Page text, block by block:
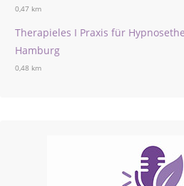
0,47 km
Therapieles I Praxis für
Hamburg
0,48 km